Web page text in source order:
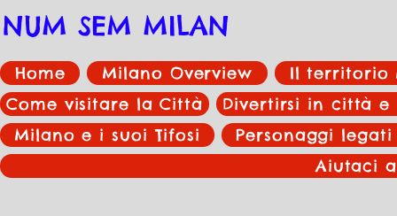
NUM SEM MILAN
Home Milano Overview
Il territorio
Come visitare la Città
Divertirsi in città
Milano e i suoi Tifosi
Personaggi
Aiutaci